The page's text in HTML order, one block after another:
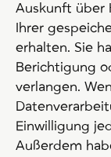
Auskunft über
Ihrer
erhalten. Sie
Berichtigung
verlangen.
Einwilligung
Außerdem